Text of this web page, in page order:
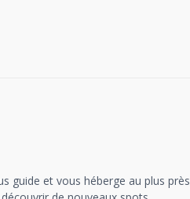
guide et vous héberge au plus près